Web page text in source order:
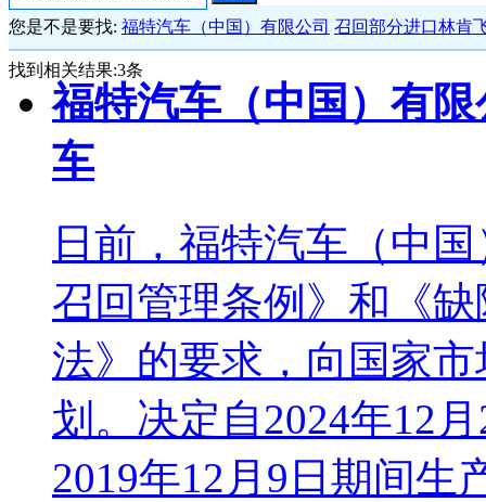
您是不是要找: 福特汽车（中国）有限公司 召回部分进口林肯
找到相关结果:3条
福特汽车（中国）有
车
日前，福特汽车（中
召回管理条例》和《
法》的要求，向国家
划。决定自2024年12
2019年12月9日期间生